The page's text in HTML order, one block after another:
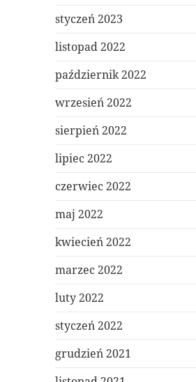
styczeń 2023
listopad 2022
październik 2022
wrzesień 2022
sierpień 2022
lipiec 2022
czerwiec 2022
maj 2022
kwiecień 2022
marzec 2022
luty 2022
styczeń 2022
grudzień 2021